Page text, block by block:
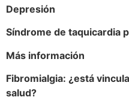
Depresión
Síndrome de taquicardia
Más información
Fibromialgia: ¿está
salud?